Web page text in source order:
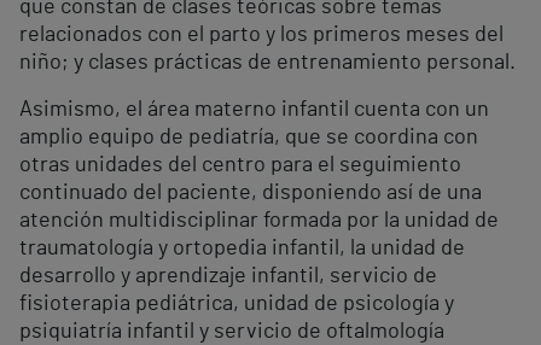
que constan de clases teóricas sobre temas
relacionados con el parto y los primeros meses del
niño; y clases prácticas de entrenamiento personal.
Asimismo, el área materno infantil cuenta con un
amplio equipo de pediatría, que se coordina con
otras unidades del centro para el seguimiento
continuado del paciente, disponiendo así de una
atención multidisciplinar formada por la unidad de
traumatología y ortopedia infantil, la unidad de
desarrollo y aprendizaje infantil, servicio de
fisioterapia pediátrica, unidad de psicología y
psiquiatría infantil y servicio de oftalmología